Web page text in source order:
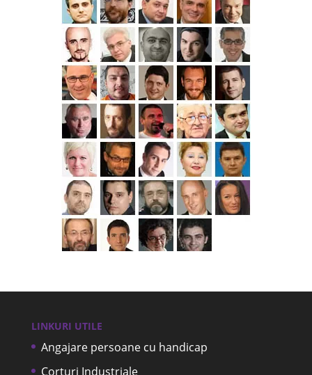
LINKURI UTILE
Angajare persoane cu handicap
Corturi Industriale